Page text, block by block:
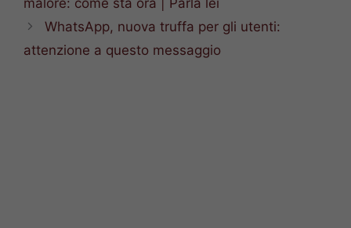
malore: come sta ora | Parla lei
WhatsApp, nuova truffa per gli utenti:
attenzione a questo messaggio